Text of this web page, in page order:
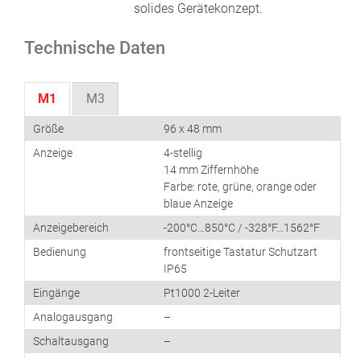
solides Gerätekonzept.
Technische Daten
M1 M3
Größe
96 x 48 mm
Anzeige
4-stellig
14 mm Ziffernhöhe
Farbe: rote, grüne, orange oder
blaue Anzeige
Anzeigebereich
-200°C…850°C / -328°F…1562°F
Bedienung
frontseitige Tastatur Schutzart
IP65
Eingänge
Pt1000 2-Leiter
Analogausgang
–
Schaltausgang
–